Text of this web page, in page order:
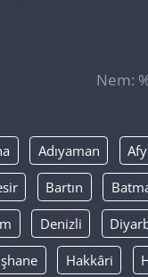
Nem:
Adıyaman
Bartın
Denizli
Hakkâri